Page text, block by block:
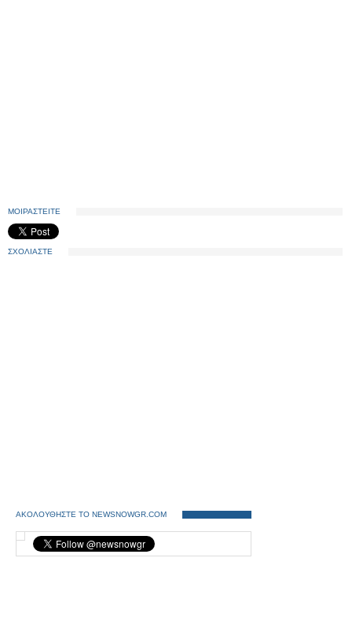
ΜΟΙΡΑΣΤΕΙΤΕ
ΣΧΟΛΙΑΣΤΕ
ΑΚΟΛΟΥΘΗΣΤΕ ΤΟ NEWSNOWGR.COM